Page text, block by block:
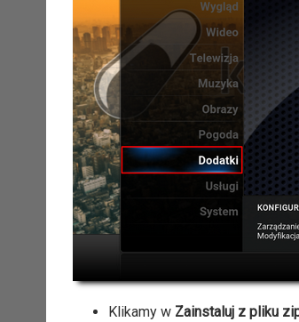
Klikamy w Zainstaluj z pliku